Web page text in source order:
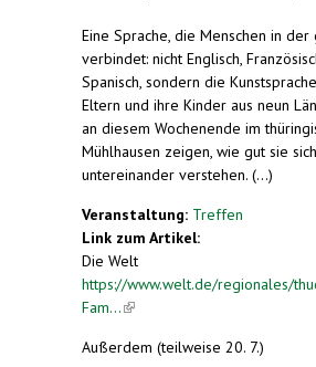
Eine Sprache, die Menschen in der
verbindet: nicht Englisch,
Spanisch, sondern die
Eltern und ihre Kinder aus neun
an diesem Wochenende im
Mühlhausen zeigen, wie gut sie sich
untereinander verstehen. (...)
Veranstaltung: Treffen
Link zum Artikel:
Die Welt
https://www.welt.de/regionales/
Fam...(link is external)
Außerdem (teilweise 20. 7.)